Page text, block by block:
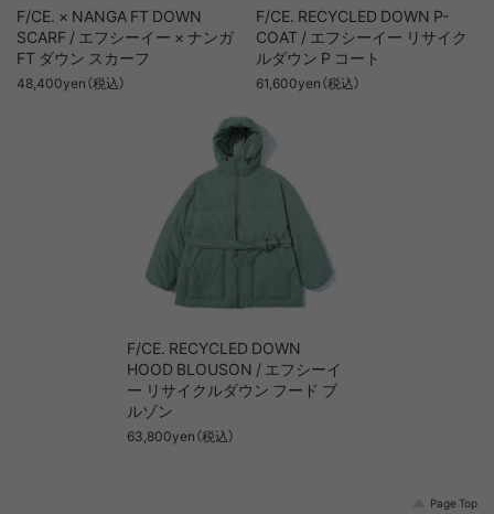
F/CE. × NANGA FT DOWN
SCARF / エフシーイー × ナンガ
FT ダウン スカーフ
48,400yen（税込）
F/CE. RECYCLED DOWN P-
COAT / エフシーイー リサイク
ルダウン P コート
61,600yen（税込）
F/CE. RECYCLED DOWN
HOOD BLOUSON / エフシーイ
ー リサイクルダウン フード ブ
ルゾン
63,800yen（税込）
Page Top